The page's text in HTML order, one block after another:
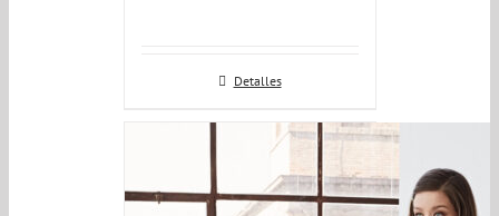
Detalles